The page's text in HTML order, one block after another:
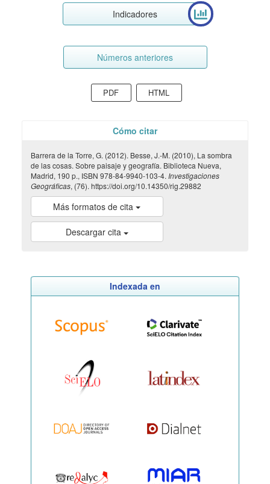
Indicadores
Números anteriores
PDF HTML
Cómo citar
Barrera de la Torre, G. (2012). Besse, J.-M. (2010), La sombra
de las cosas. Sobre paisaje y geografía. Biblioteca Nueva,
Madrid, 190 p., ISBN 978-84-9940-103-4. Investigaciones
Geográficas, (76). https://doi.org/10.14350/rig.29882
Más formatos de cita
Descargar cita
Indexada en